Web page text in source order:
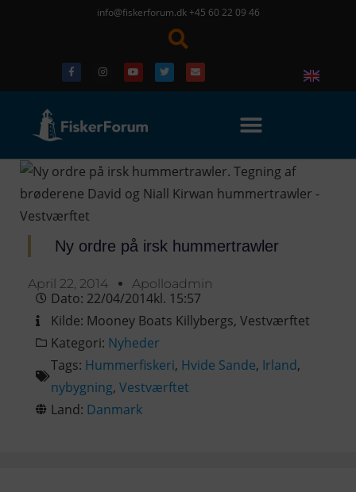
info@fiskerforum.dk +45 60 22 09 46
Ny ordre på irsk hummertrawler
April 22, 2014 Apolloadmin
Dato: 22/04/2014kl. 15:57
Kilde: Mooney Boats Killybergs, Vestværftet
Kategori: Nyheder
Tags: Hummerfiskeri, Hvide Sande, Irland,
nybygning, Vestværftet
Land: Danmark